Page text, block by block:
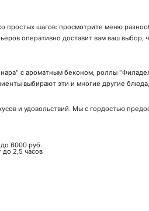
простых шагов: просмотрите меню
оперативно доставит вам ваш
с ароматным беконом, роллы
выбирают эти и многие другие
и удовольствий. Мы с гордостью
6000 руб.
до 2,5 часов